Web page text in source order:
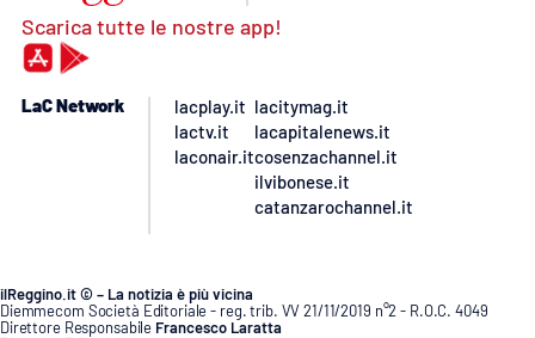
Scarica tutte le nostre app!
LaC Network
lacplay.it
lactv.it
laconair.it
lacitymag.it
lacapitalenews.it
cosenzachannel.it
ilvibonese.it
catanzarochannel.it
ilReggino.it © – La notizia è più vicina
Diemmecom Società Editoriale - reg. trib. VV 21/11/2019 n°2 - R.O.C. 4049
Direttore Responsabile Francesco Laratta